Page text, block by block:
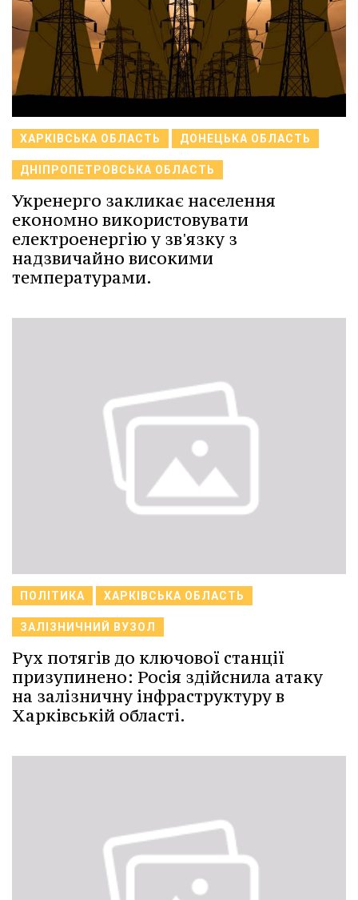
ХАРКІВСЬКА ОБЛАСТЬ ДОНЕЦЬКА ОБЛАСТЬ
ДНІПРОПЕТРОВСЬКА ОБЛАСТЬ
Укренерго закликає населення
економно використовувати
електроенергію у зв'язку з
надзвичайно високими
температурами.
ПОЛІТИКА ХАРКІВСЬКА ОБЛАСТЬ
ЗАЛІЗНИЧНИЙ ВУЗОЛ
Рух потягів до ключової станції
призупинено: Росія здійснила атаку
на залізничну інфраструктуру в
Харківській області.